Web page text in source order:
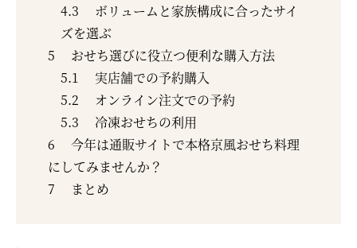
4.3
ボリュームと家族構成に合ったサイ
ズを選ぶ
5
おせち選びに役立つ便利な購入方法
5.1
実店舗での予約購入
5.2
オンライン注文での予約
5.3
冷凍おせちの利用
6
今年は通販サイトで本格京風おせち料理
にしてみませんか？
7
まとめ